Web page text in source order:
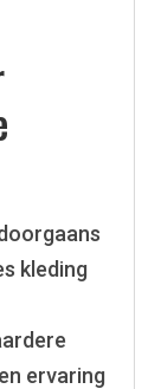
kleding
ervaring